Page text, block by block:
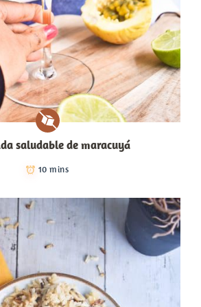
saludable de maracuyá
10 mins